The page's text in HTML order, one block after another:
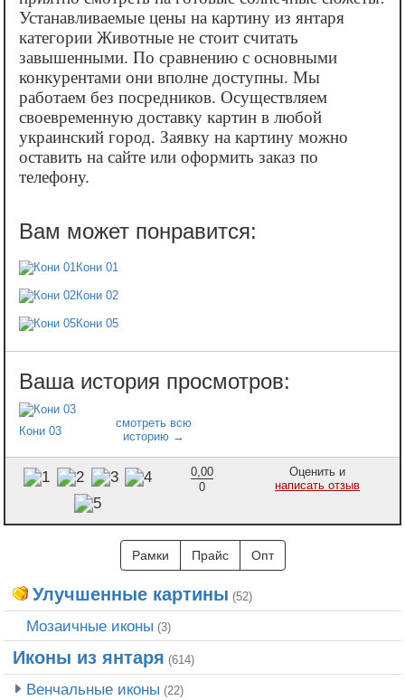
Устанавливаемые цены на картину из янтаря
категории Животные не стоит считать
завышенными. По сравнению с основными
конкурентами они вполне доступны. Мы
работаем без посредников. Осуществляем
своевременную доставку картин в любой
украинский город. Заявку на картину можно
оставить на сайте или оформить заказ по
телефону.
Кони 01
Кони 02
Кони 05
Кони 03
0,00
0
Оценить и
написать отзыв
Рамки Прайс Опт
Улучшенные картины (52)
Мозаичные иконы (3)
Иконы из янтаря (614)
Венчальные иконы (22)